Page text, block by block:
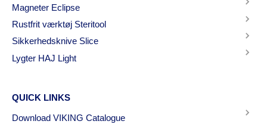
Magneter Eclipse
Rustfrit værktøj Steritool
Sikkerhedsknive Slice
Lygter HAJ Light
QUICK LINKS
Download VIKING Catalogue